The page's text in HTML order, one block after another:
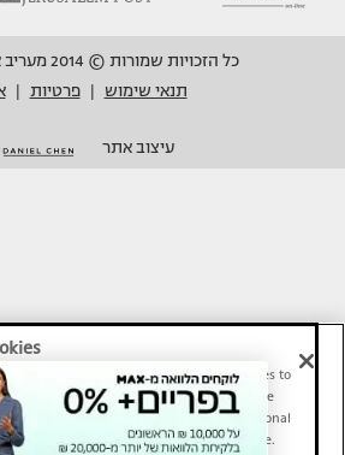
כל הזכויות שמורות © 2014 מעריב און ליין בע"מ.
תנאי שימוש
פרטיות
עיצוב אתר
and Sport1 content online, we use cookies to
and to analyze our traffic. These tools are
our website functionality. Others are optional
Sport1 activity and your online experience.